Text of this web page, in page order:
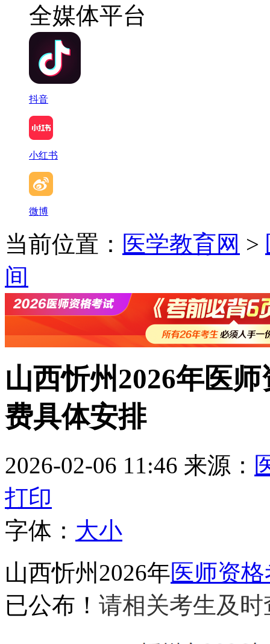
全媒体平台
抖音
小红书
微博
当前位置： 医学教育网 >
间
山西忻州2026年医
费具体安排
2026-02-06 11:46 来源：
打印
字体： 大小
山西忻州2026年医师资
已公布！ 请相关考生及